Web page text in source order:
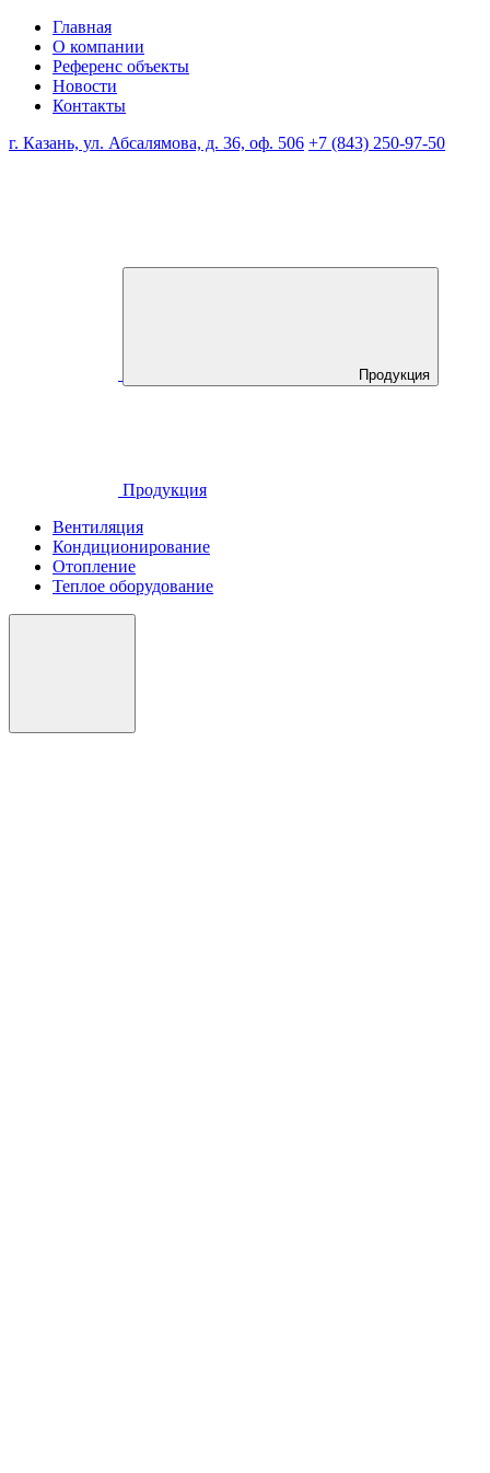
Главная
О компании
Референс объекты
Новости
Контакты
г. Казань, ул. Абсалямова, д. 36, оф. 506 +7 (843) 250-97-50
Продукция
Продукция
Вентиляция
Кондиционирование
Отопление
Теплое оборудование